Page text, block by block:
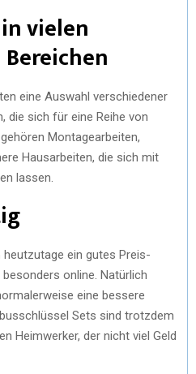
vielen
eine Auswahl verschiedener
die sich für eine Reihe von
Montagearbeiten,
Hausarbeiten, die sich mit
lassen.
ein gutes Preis-
online. Natürlich
eine bessere
Sets sind trotzdem
Heimwerker, der nicht viel Geld